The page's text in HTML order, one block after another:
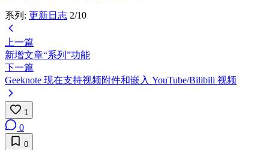
系列: 更新日志 2/10
上一篇
新增文章“系列”功能
下一篇
Geeknote 现在支持视频附件和嵌入 YouTube/Bilibili 视频
1
0
0